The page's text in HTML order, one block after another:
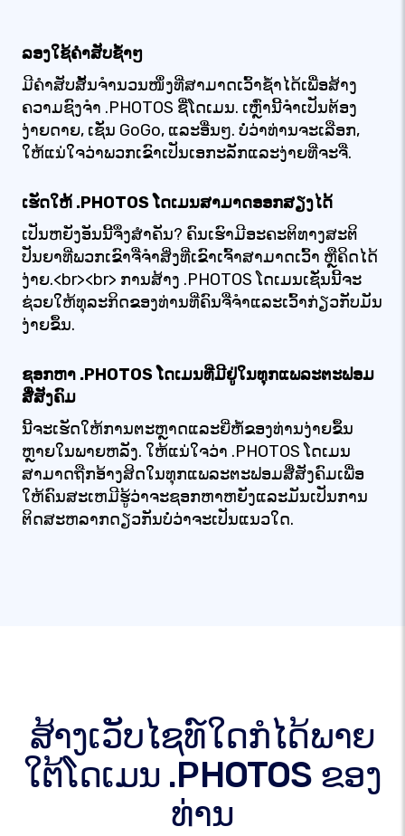
ລອງໃຊ້ຄຳສັບຊ້ຳໆ
ມີ​ຄຳ​ສັບ​ສັ້ນ​ຈຳ​ນວນ​ໜຶ່ງ​ທີ່​ສາ​ມາດ​ເວົ້າ​ຊ້ຳ​ໄດ້​ເພື່ອ​ສ້າງ​
ຄວາມ​ຊົງ​ຈຳ .PHOTOS ຊື່ໂດເມນ. ເຫຼົ່ານີ້ຈໍາເປັນຕ້ອງ
ງ່າຍດາຍ, ເຊັ່ນ GoGo, ແລະອື່ນໆ. ບໍ່ວ່າທ່ານຈະເລືອກ,
ໃຫ້ແນ່ໃຈວ່າພວກເຂົາເປັນເອກະລັກແລະງ່າຍທີ່ຈະຈື່.
ເຮັດໃຫ້ .PHOTOS ໂດເມນສາມາດອອກສຽງໄດ້
ເປັນຫຍັງອັນນີ້ຈຶ່ງສຳຄັນ? ຄົນເຮົາມີອະຄະຕິທາງສະຕິ
ປັນຍາທີ່ພວກເຂົາຈື່ຈຳສິ່ງທີ່ເຂົາເຈົ້າສາມາດເວົ້າ ຫຼືຄິດໄດ້
ງ່າຍ.<br><br> ການສ້າງ .PHOTOS ໂດເມນເຊັ່ນນີ້ຈະ
ຊ່ວຍໃຫ້ທຸລະກິດຂອງທ່ານທີ່ຄົນຈື່ຈໍາແລະເວົ້າກ່ຽວກັບມັນ
ງ່າຍຂຶ້ນ.
ຊອກຫາ .PHOTOS ໂດເມນທີ່ມີຢູ່ໃນທຸກແພລະຕະຟອມ
ສື່ສັງຄົມ
ນີ້ຈະເຮັດໃຫ້ການຕະຫຼາດແລະຍີ່ຫໍ້ຂອງທ່ານງ່າຍຂຶ້ນ
ຫຼາຍໃນພາຍຫລັງ. ໃຫ້ແນ່ໃຈວ່າ .PHOTOS ໂດເມນ
ສາມາດຖືກອ້າງສິດໃນທຸກແພລະຕະຟອມສື່ສັງຄົມເພື່ອ
ໃຫ້ຄົນສະເຫມີຮູ້ວ່າຈະຊອກຫາຫຍັງແລະມັນເປັນການ
ຕິດສະຫລາກດຽວກັນບໍ່ວ່າຈະເປັນແນວໃດ.
ສ້າງເວັບໄຊທ໌ໃດກໍໄດ້ພາຍ
ໃຕ້ໂດເມນ .PHOTOS ຂອງ
ທ່ານ